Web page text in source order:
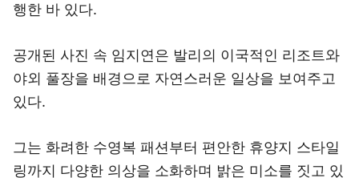
행한 바 있다.
공개된 사진 속 임지연은 발리의 이국적인 리조트와
야외 풀장을 배경으로 자연스러운 일상을 보여주고
있다.
그는 화려한 수영복 패션부터 편안한 휴양지 스타일
링까지 다양한 의상을 소화하며 밝은 미소를 짓고 있